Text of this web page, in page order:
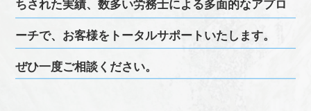
ちされた実績、数多い労務士による多面的なアプロ
ーチで、お客様をトータルサポートいたします。
ぜひ一度ご相談ください。